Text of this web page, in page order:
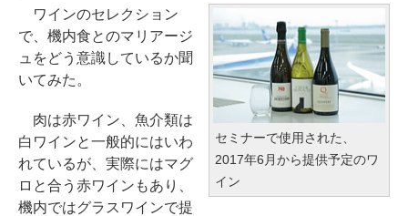
セミナーで使用された、
2017年6月から提供予定のワ
イン
ワインのセレクション
で、機内食とのマリアージ
ュをどう意識しているか聞
いてみた。
肉は赤ワイン、魚介類は
白ワインと一般的にはいわ
れているが、実際にはマグ
ロと合う赤ワインもあり、
機内ではグラスワインで提